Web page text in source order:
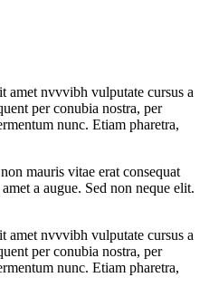
amet nvvvibh vulputate cursus a
per conubia nostra, per
nunc. Etiam pharetra,
mauris vitae erat consequat
a augue. Sed non neque elit.
amet nvvvibh vulputate cursus a
per conubia nostra, per
nunc. Etiam pharetra,